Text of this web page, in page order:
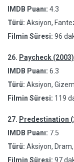
IMDB Puanı: 4.3
Türü: Aksiyon,
Filmin Süresi: 96
26. Paycheck (2003)
IMDB Puanı: 6.3
Türü: Aksiyon,
Filmin Süresi: 119
27. Predestination
IMDB Puanı: 7.5
Türü: Aksiyon,
Filmin Süresi: 97